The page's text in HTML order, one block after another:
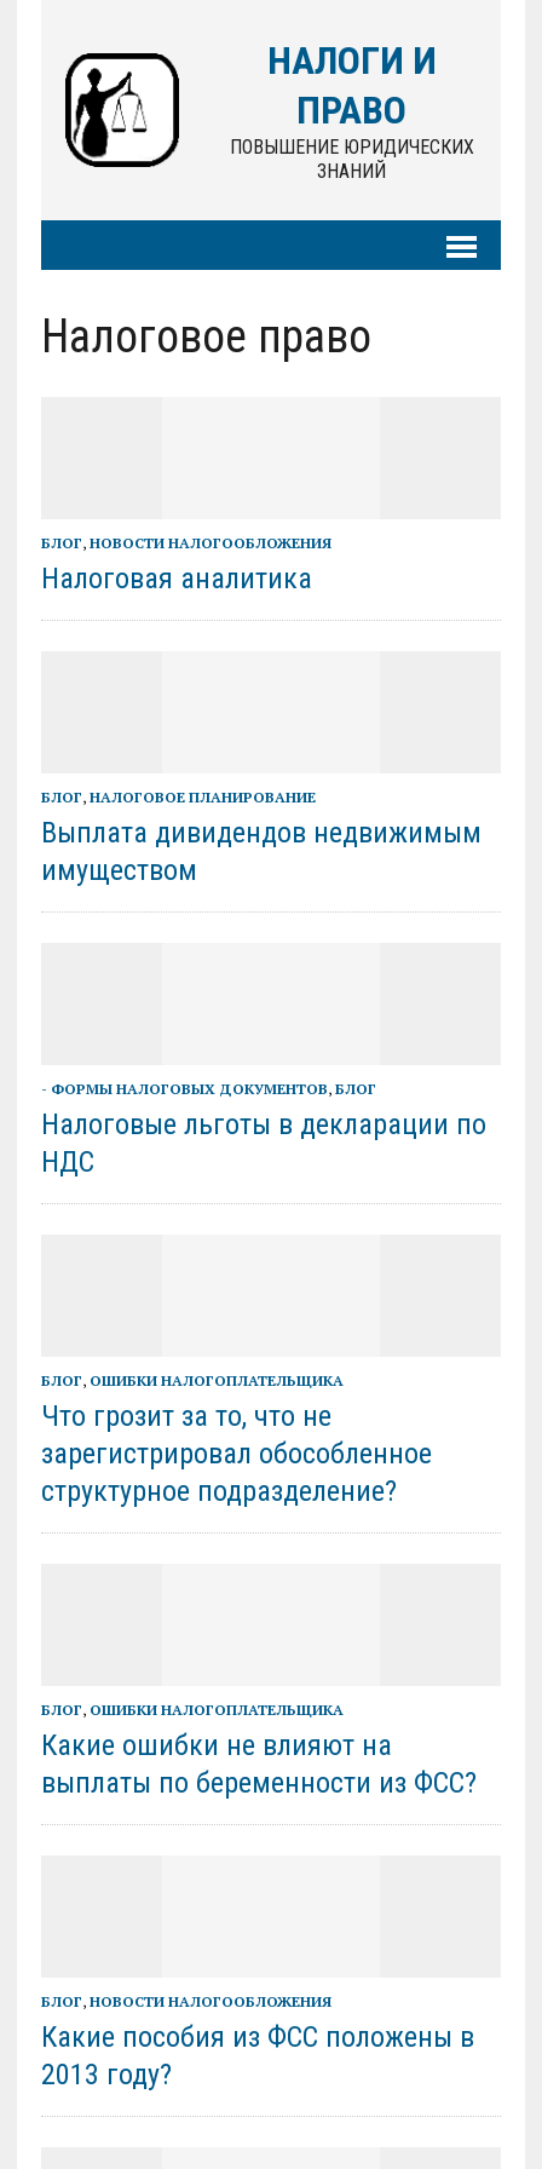
НАЛОГИ И
ПРАВО
ПОВЫШЕНИЕ ЮРИДИЧЕСКИХ
ЗНАНИЙ
Налоговое право
БЛОГ, НОВОСТИ НАЛОГООБЛОЖЕНИЯ
Налоговая аналитика
БЛОГ, НАЛОГОВОЕ ПЛАНИРОВАНИЕ
Выплата дивидендов недвижимым
имуществом
- ФОРМЫ НАЛОГОВЫХ ДОКУМЕНТОВ, БЛОГ
Налоговые льготы в декларации по
НДС
БЛОГ, ОШИБКИ НАЛОГОПЛАТЕЛЬЩИКА
Что грозит за то, что не
зарегистрировал обособленное
структурное подразделение?
БЛОГ, ОШИБКИ НАЛОГОПЛАТЕЛЬЩИКА
Какие ошибки не влияют на
выплаты по беременности из ФСС?
БЛОГ, НОВОСТИ НАЛОГООБЛОЖЕНИЯ
Какие пособия из ФСС положены в
2013 году?